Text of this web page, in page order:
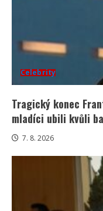
Celebrity
Tragický konec
mladíci ubili kvůli
7. 8. 2026